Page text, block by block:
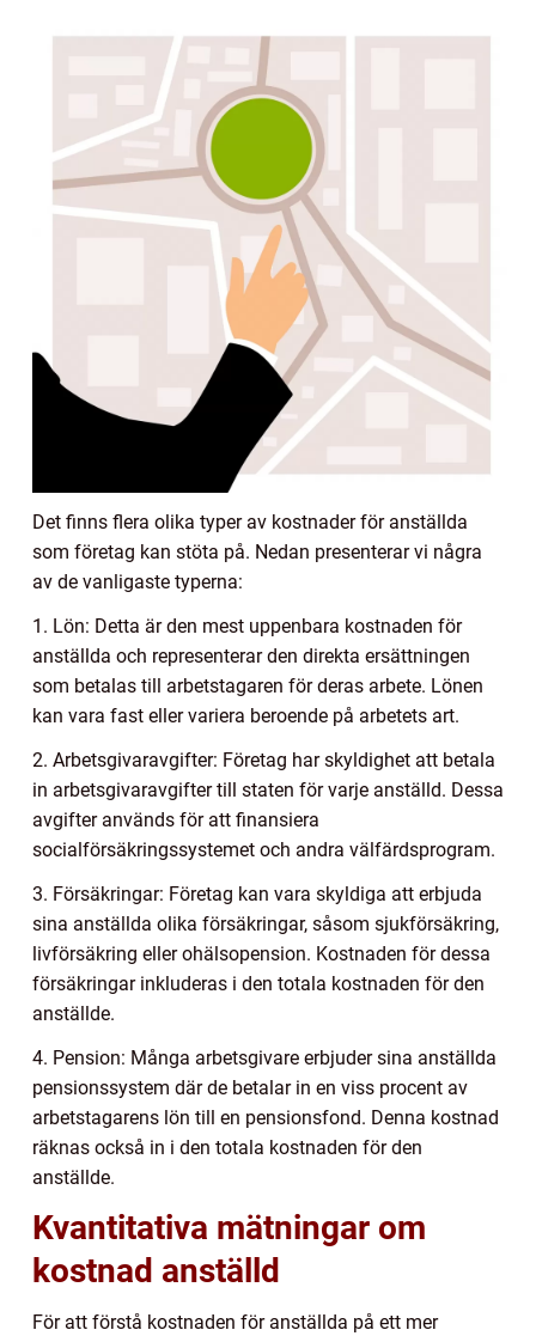
Det finns flera olika typer av kostnader för anställda
som företag kan stöta på. Nedan presenterar vi några
av de vanligaste typerna:
1. Lön: Detta är den mest uppenbara kostnaden för
anställda och representerar den direkta ersättningen
som betalas till arbetstagaren för deras arbete. Lönen
kan vara fast eller variera beroende på arbetets art.
2. Arbetsgivaravgifter: Företag har skyldighet att betala
in arbetsgivaravgifter till staten för varje anställd. Dessa
avgifter används för att finansiera
socialförsäkringssystemet och andra välfärdsprogram.
3. Försäkringar: Företag kan vara skyldiga att erbjuda
sina anställda olika försäkringar, såsom sjukförsäkring,
livförsäkring eller ohälsopension. Kostnaden för dessa
försäkringar inkluderas i den totala kostnaden för den
anställde.
4. Pension: Många arbetsgivare erbjuder sina anställda
pensionssystem där de betalar in en viss procent av
arbetstagarens lön till en pensionsfond. Denna kostnad
räknas också in i den totala kostnaden för den
anställde.
Kvantitativa mätningar om
kostnad anställd
För att förstå kostnaden för anställda på ett mer